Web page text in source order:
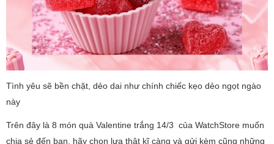
Tình yêu sẽ bền chặt, dẻo dai như chính chiếc kẹo dẻo ngọt ngào
này
Trên đây là 8 món quà Valentine trắng 14/3 của WatchStore muốn
chia sẻ đến bạn, hãy chọn lựa thật kĩ càng và gửi kèm cũng những